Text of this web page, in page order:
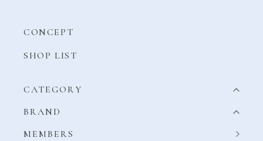
CONCEPT
SHOP LIST
CATEGORY
BRAND
MEMBERS